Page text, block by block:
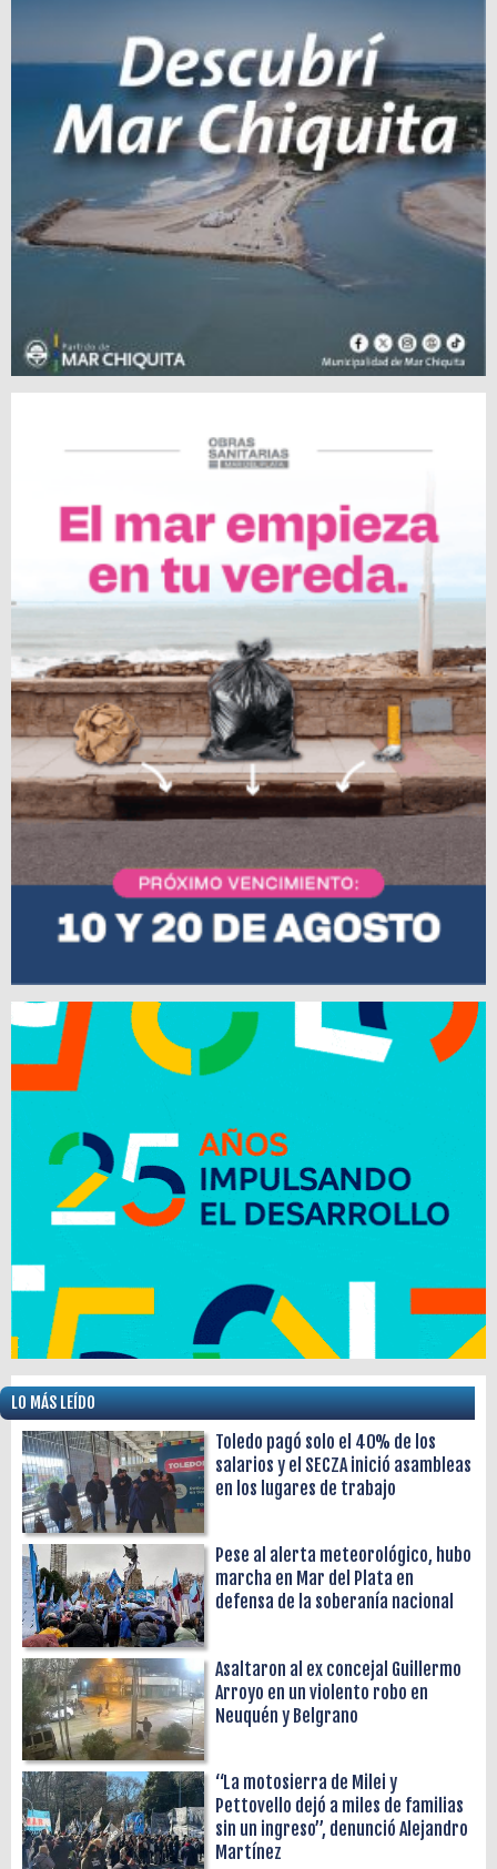
LO MÁS LEÍDO
Toledo pagó solo el 40% de los
salarios y el SECZA inició asambleas
en los lugares de trabajo
Pese al alerta meteorológico, hubo
marcha en Mar del Plata en
defensa de la soberanía nacional
Asaltaron al ex concejal Guillermo
Arroyo en un violento robo en
Neuquén y Belgrano
“La motosierra de Milei y
Pettovello dejó a miles de familias
sin un ingreso”, denunció Alejandro
Martínez